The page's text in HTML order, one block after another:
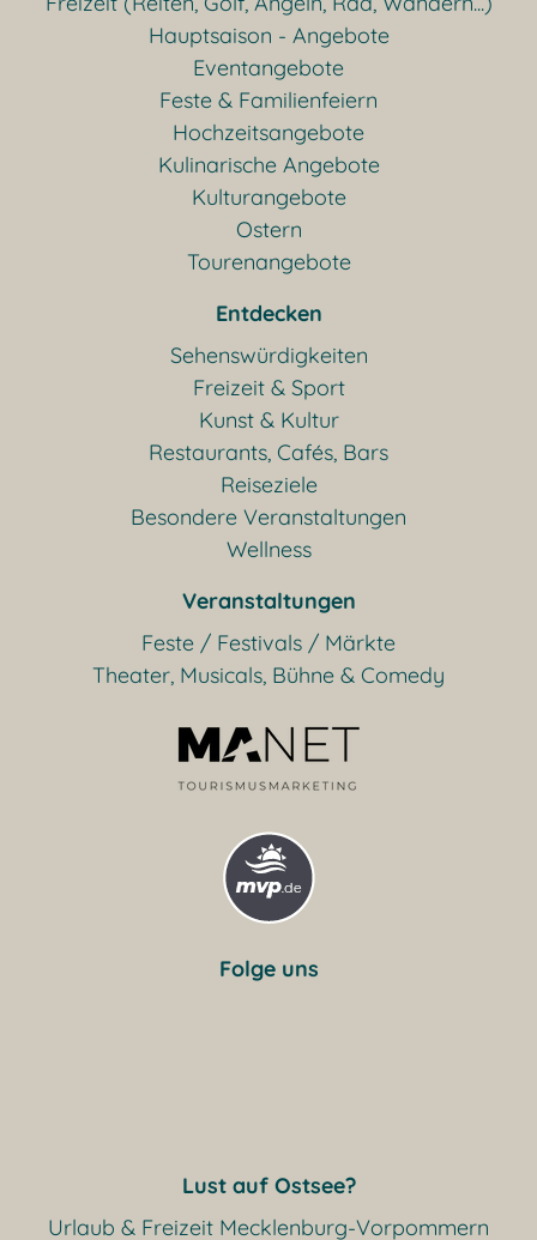
Hauptsaison - Angebote
Eventangebote
Feste & Familienfeiern
Hochzeitsangebote
Kulinarische Angebote
Kulturangebote
Ostern
Tourenangebote
Entdecken
Sehenswürdigkeiten
Freizeit & Sport
Kunst & Kultur
Restaurants, Cafés, Bars
Reiseziele
Besondere Veranstaltungen
Wellness
Veranstaltungen
Feste / Festivals / Märkte
Theater, Musicals, Bühne & Comedy
Folge uns
Lust auf Ostsee?
Urlaub & Freizeit Mecklenburg-Vorpommern